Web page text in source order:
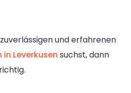
und erfahrenen
Leverkusen suchst, dann